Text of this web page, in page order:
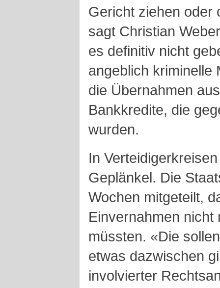
Gericht ziehen oder
sagt Christian
es definitiv nicht
angeblich kriminelle
die Übernahmen
Bankkredite, die
wurden.
In
Geplänkel. Die
Wochen mitgeteilt,
Einvernahmen nicht
müssten. «Die
etwas dazwischen
involvierter